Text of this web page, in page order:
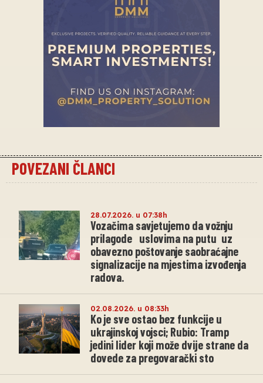
POVEZANI ČLANCI
28.07.2026. u 07:38h
Vozačima savjetujemo da vožnju
prilagode uslovima na putu uz
obavezno poštovanje saobraćajne
signalizacije na mjestima izvođenja
radova.
02.08.2026. u 08:33h
Ko je sve ostao bez funkcije u
ukrajinskoj vojsci; Rubio: Tramp
jedini lider koji može dvije strane da
dovede za pregovarački sto